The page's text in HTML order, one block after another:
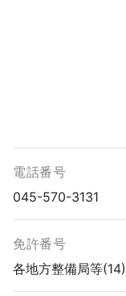
電話番号
045-570-3131
免許番号
各地方整備局等